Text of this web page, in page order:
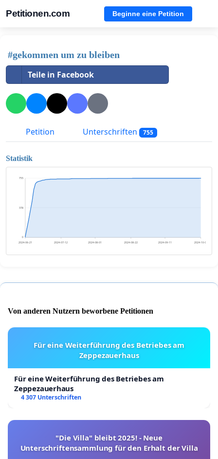
Petitionen.com Beginne eine Petition
#gekommen um zu bleiben
Teile in Facebook
Petition Unterschriften 755
Statistik
0
378
755
2024-06-21 2024-07-12 2024-08-01 2024-08-22 2024-09-11 2024-10-02
Von anderen Nutzern beworbene Petitionen
Für eine Weiterführung des Betriebes am
Zeppezauerhaus
Für eine Weiterführung des Betriebes am
Zeppezauerhaus
4 307 Unterschriften
"Die Villa" bleibt 2025! - Neue
Unterschriftensammlung für den Erhalt der Villa